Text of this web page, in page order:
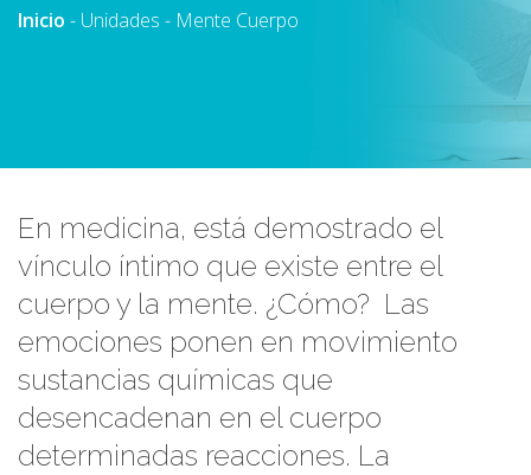
Inicio - Unidades - Mente Cuerpo
En medicina, está demostrado el
vínculo íntimo que existe entre el
cuerpo y la mente. ¿Cómo? Las
emociones ponen en movimiento
sustancias químicas que
desencadenan en el cuerpo
determinadas reacciones. La